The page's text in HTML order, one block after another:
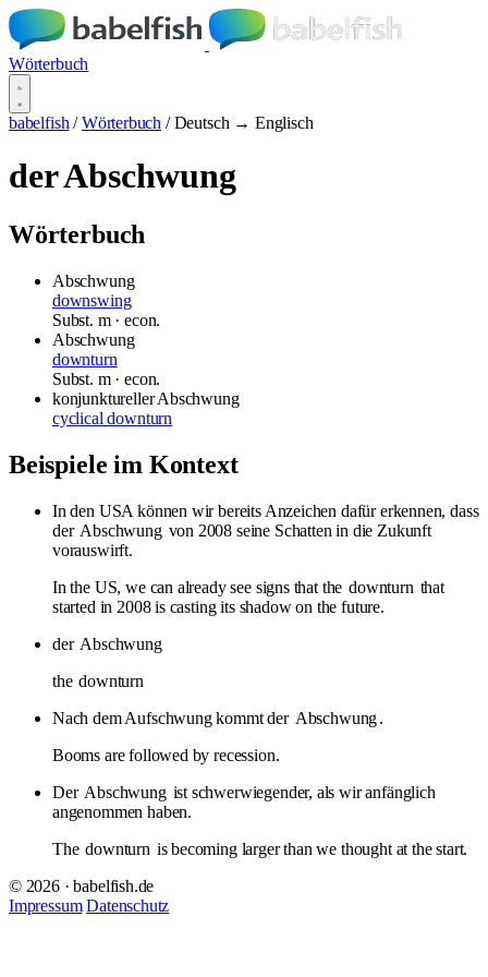
Wörterbuch
babelfish / Wörterbuch / Deutsch → Englisch
der Abschwung
Wörterbuch
Abschwung
downswing
Subst. m· econ.
Abschwung
downturn
Subst. m· econ.
konjunktureller Abschwung
cyclical downturn
Beispiele im Kontext
In den USA können wir bereits Anzeichen dafür erkennen, dass
der Abschwung von 2008 seine Schatten in die Zukunft
vorauswirft.
In the US, we can already see signs that the downturn that
started in 2008 is casting its shadow on the future.
der Abschwung
the downturn
Nach dem Aufschwung kommt der Abschwung.
Booms are followed by recession.
Der Abschwung ist schwerwiegender, als wir anfänglich
angenommen haben.
The downturn is becoming larger than we thought at the start.
© 2026 · babelfish.de
Impressum Datenschutz